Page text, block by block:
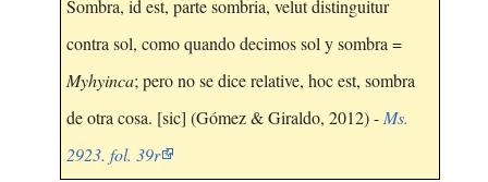
Sombra, id est, parte sombria, velut distinguitur
contra sol, como quando decimos sol y sombra =
Myhyinca; pero no se dice relative, hoc est, sombra
de otra cosa. [sic] (Gómez & Giraldo, 2012) - Ms.
2923. fol. 39r